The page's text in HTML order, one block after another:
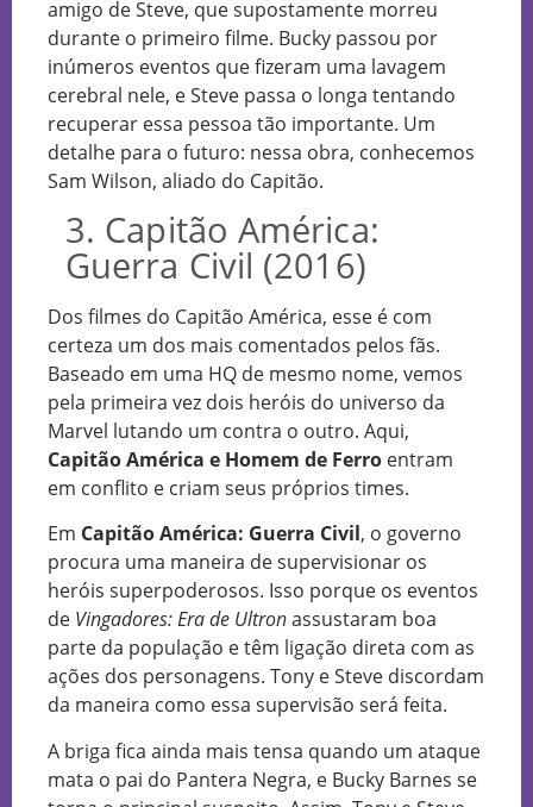
amigo de Steve, que supostamente morreu
durante o primeiro filme. Bucky passou por
inúmeros eventos que fizeram uma lavagem
cerebral nele, e Steve passa o longa tentando
recuperar essa pessoa tão importante. Um
detalhe para o futuro: nessa obra, conhecemos
Sam Wilson, aliado do Capitão.
3. Capitão América:
Guerra Civil (2016)
Dos filmes do Capitão América, esse é com
certeza um dos mais comentados pelos fãs.
Baseado em uma HQ de mesmo nome, vemos
pela primeira vez dois heróis do universo da
Marvel lutando um contra o outro. Aqui,
Capitão América e Homem de Ferro entram
em conflito e criam seus próprios times.
Em Capitão América: Guerra Civil, o governo
procura uma maneira de supervisionar os
heróis superpoderosos. Isso porque os eventos
de Vingadores: Era de Ultronassustaram boa
parte da população e têm ligação direta com as
ações dos personagens. Tony e Steve discordam
da maneira como essa supervisão será feita.
A briga fica ainda mais tensa quando um ataque
mata o pai do Pantera Negra, e Bucky Barnes se